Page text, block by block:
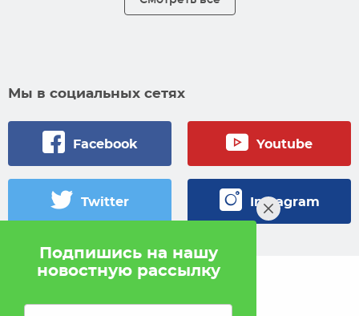
Мы в социальных сетях
Facebook Youtube
Twitter Instagram
Подпишись на нашу
новостную рассылку